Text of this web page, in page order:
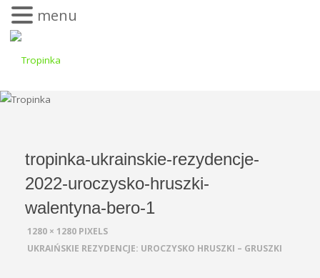
tropinka-ukrainskie-rezydencje-
2022-uroczysko-hruszki-
walentyna-bero-1
1280 × 1280 PIXELS
UKRAIŃSKIE REZYDENCJE: UROCZYSKO HRUSZKI – GRUSZKI
menu